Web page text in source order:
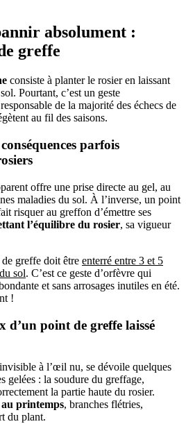
absolument :
greffe
consiste à planter le rosier en laissant
Pourtant, c’est un geste
de la majorité des échecs de
au fil des saisons.
parfois
offre une prise directe au gel, au
maladies du sol. À l’inverse, un point
risquer au greffon d’émettre ses
l’équilibre du rosier, sa vigueur
greffe doit être enterré entre 3 et 5
sol. C’est ce geste d’orfèvre qui
et sans arrosages inutiles en été.
!
d’un point de greffe laissé
à l’œil nu, se dévoile quelques
gelées : la soudure du greffage,
la partie haute du rosier.
printemps, branches flétries,
du plant.